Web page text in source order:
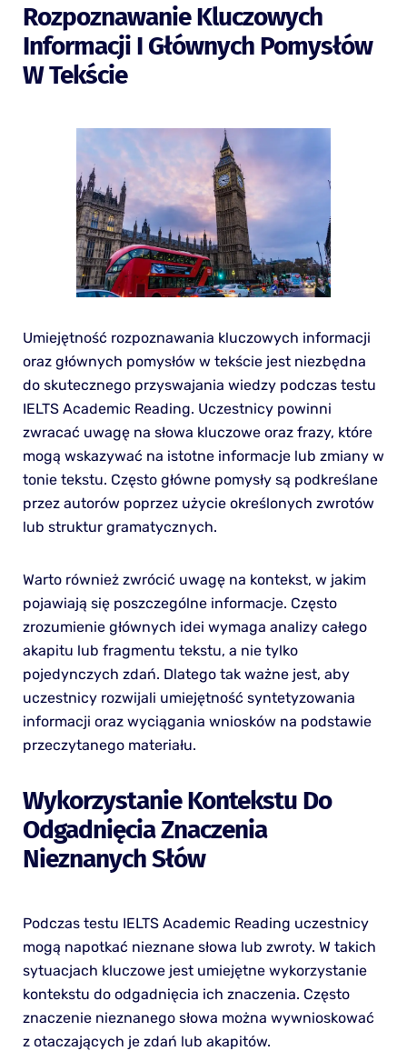
Rozpoznawanie Kluczowych
Informacji I Głównych Pomysłów
W Tekście
Umiejętność rozpoznawania kluczowych informacji
oraz głównych pomysłów w tekście jest niezbędna
do skutecznego przyswajania wiedzy podczas testu
IELTS Academic Reading. Uczestnicy powinni
zwracać uwagę na słowa kluczowe oraz frazy, które
mogą wskazywać na istotne informacje lub zmiany w
tonie tekstu. Często główne pomysły są podkreślane
przez autorów poprzez użycie określonych zwrotów
lub struktur gramatycznych.
Warto również zwrócić uwagę na kontekst, w jakim
pojawiają się poszczególne informacje. Często
zrozumienie głównych idei wymaga analizy całego
akapitu lub fragmentu tekstu, a nie tylko
pojedynczych zdań. Dlatego tak ważne jest, aby
uczestnicy rozwijali umiejętność syntetyzowania
informacji oraz wyciągania wniosków na podstawie
przeczytanego materiału.
Wykorzystanie Kontekstu Do
Odgadnięcia Znaczenia
Nieznanych Słów
Podczas testu IELTS Academic Reading uczestnicy
mogą napotkać nieznane słowa lub zwroty. W takich
sytuacjach kluczowe jest umiejętne wykorzystanie
kontekstu do odgadnięcia ich znaczenia. Często
znaczenie nieznanego słowa można wywnioskować
z otaczających je zdań lub akapitów.